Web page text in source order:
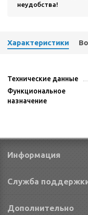
неудобства!
Характеристики
Технические данные
Функциональное
назначение
Информация
Служба
Дополнительно